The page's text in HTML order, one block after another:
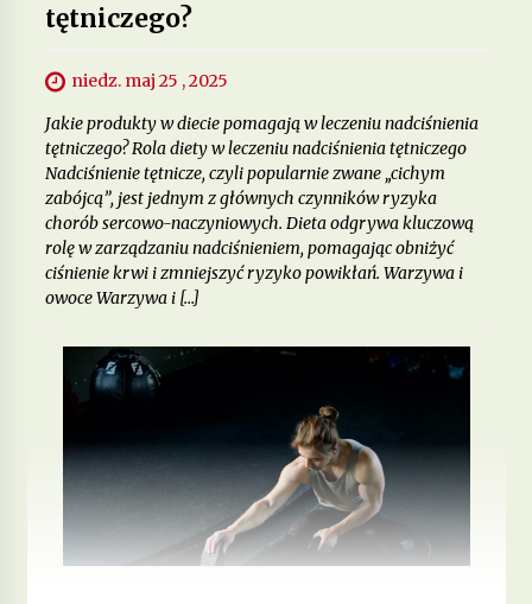
tętniczego?
niedz. maj 25 , 2025
Jakie produkty w diecie pomagają w leczeniu nadciśnienia
tętniczego? Rola diety w leczeniu nadciśnienia tętniczego
Nadciśnienie tętnicze, czyli popularnie zwane „cichym
zabójcą”, jest jednym z głównych czynników ryzyka
chorób sercowo-naczyniowych. Dieta odgrywa kluczową
rolę w zarządzaniu nadciśnieniem, pomagając obniżyć
ciśnienie krwi i zmniejszyć ryzyko powikłań. Warzywa i
owoce Warzywa i […]